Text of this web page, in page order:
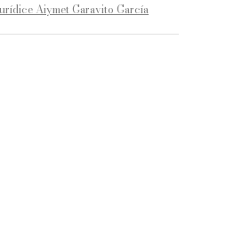
Aiymet Garavito García